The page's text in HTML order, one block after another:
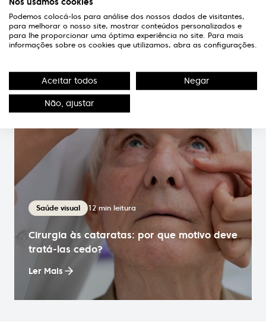
Saúde visual 12min leitura
Cirurgia às cataratas: por que motivo deve
tratá-las cedo?
Ler Mais
Podemos colocá-los para análise dos nossos dados de visitantes,
para melhorar o nosso site, mostrar conteúdos personalizados e
para lhe proporcionar uma óptima experiência no site. Para mais
informações sobre os cookies que utilizamos, abra as configurações.
Aceitar todos Negar
Não, ajustar